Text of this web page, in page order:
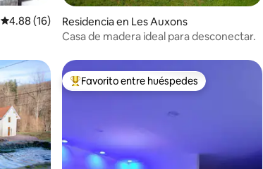
Calificación promedio: 4.88 de 5; 16 evaluaciones
4.88 (16)
Residencia en Les Auxons
Casa de madera ideal para desconectar.
De los mejores en Favorito entre huéspedes
Favorito entre huéspedes